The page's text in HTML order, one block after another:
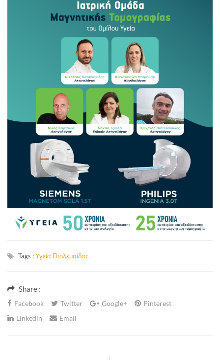
Tags :Υγεία Πτολεμαίδας
Share :
Facebook Twitter Google+
Pinterest
Linkedin
Email